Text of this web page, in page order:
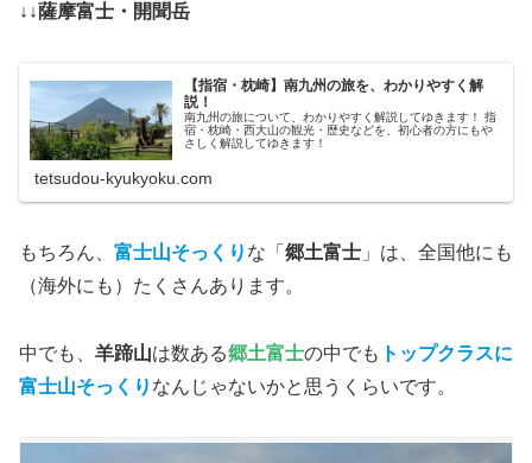
↓↓薩摩富士・開聞岳
【指宿・枕崎】南九州の旅を、わかりやすく解
説！
南九州の旅について、わかりやすく解説してゆきます！ 指
宿・枕崎・西大山の観光・歴史などを、初心者の方にもや
さしく解説してゆきます！
tetsudou-kyukyoku.com
もちろん、 富士山そっくり な「 郷土富士 」は、全国他にも
（海外にも）たくさんあります。
中でも、 羊蹄山は数ある郷土富士の中でも トップクラスに
富士山そっくり なんじゃないかと思うくらいです。